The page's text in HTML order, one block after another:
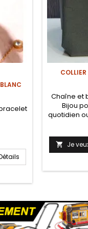
Chaîne et
Bijou
quotidien
Parfait
 Je